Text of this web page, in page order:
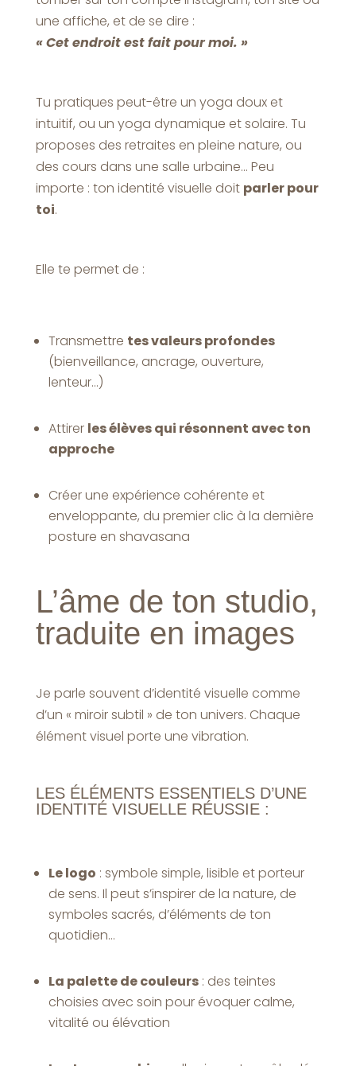
une affiche, et de se dire :
« Cet endroit est fait pour moi. »
Tu pratiques peut-être un yoga doux et
intuitif, ou un yoga dynamique et solaire. Tu
proposes des retraites en pleine nature, ou
des cours dans une salle urbaine… Peu
importe : ton identité visuelle doit parler pour
toi.
Elle te permet de :
Transmettre tes valeurs profondes
(bienveillance, ancrage, ouverture,
lenteur…)
Attirer les élèves qui résonnent avec ton
approche
Créer une expérience cohérente et
enveloppante, du premier clic à la dernière
posture en shavasana
L’âme de ton studio,
traduite en images
Je parle souvent d’identité visuelle comme
d’un « miroir subtil » de ton univers. Chaque
élément visuel porte une vibration.
LES ÉLÉMENTS ESSENTIELS D’UNE
IDENTITÉ VISUELLE RÉUSSIE :
Le logo : symbole simple, lisible et porteur
de sens. Il peut s’inspirer de la nature, de
symboles sacrés, d’éléments de ton
quotidien…
La palette de couleurs: des teintes
choisies avec soin pour évoquer calme,
vitalité ou élévation